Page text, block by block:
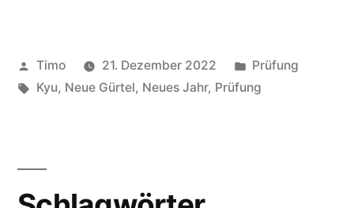
Veröffentlicht
von
Timo 21. Dezember 2022
Veröffentlicht
unter
Prüfung
Schlagwörter:
Kyu, Neue Gürtel, Neues Jahr, Prüfung